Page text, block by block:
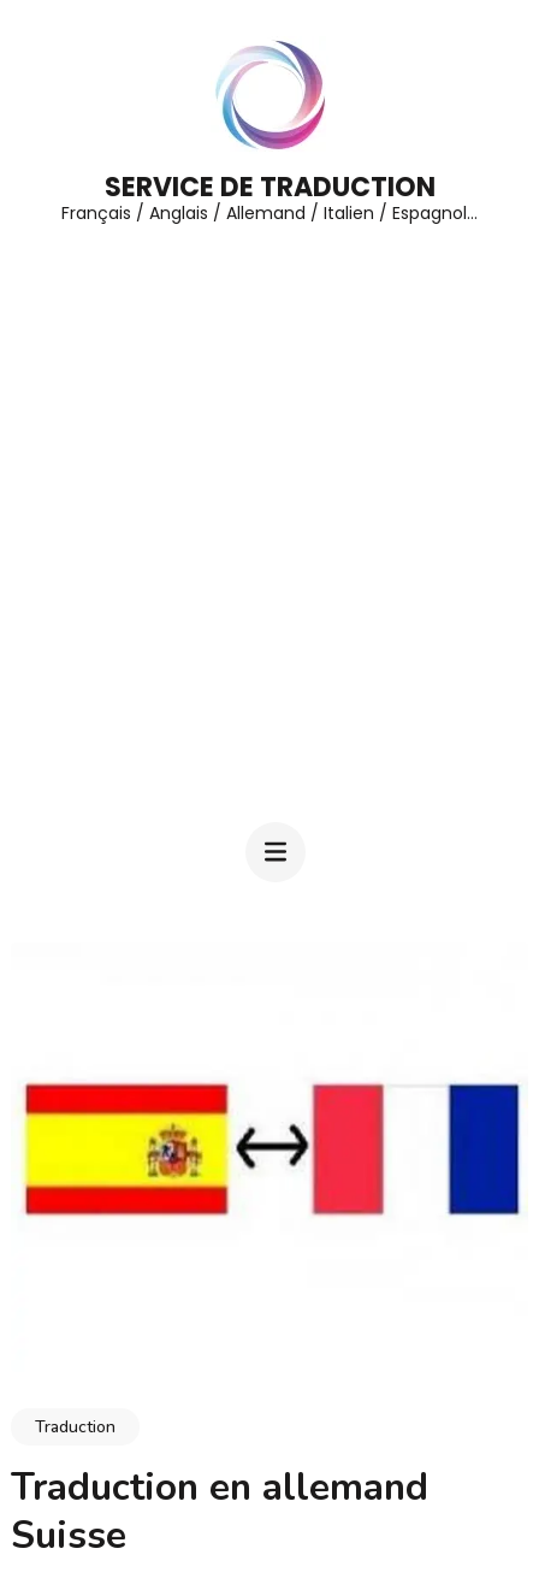
SERVICE DE TRADUCTION
Français / Anglais / Allemand / Italien / Espagnol…
Traduction
Traduction en allemand
Suisse